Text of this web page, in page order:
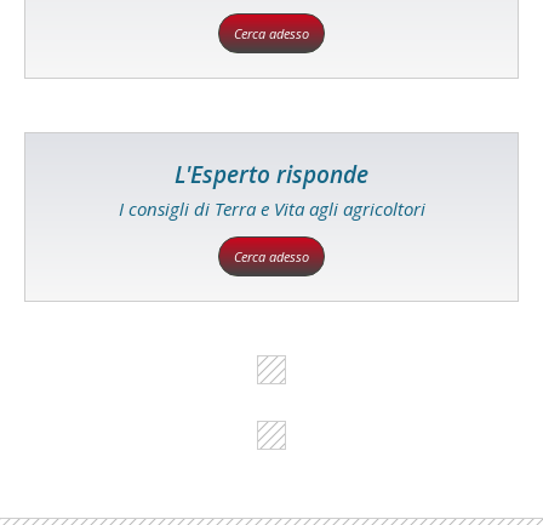
Cerca adesso
L'Esperto risponde
I consigli di Terra e Vita agli agricoltori
Cerca adesso